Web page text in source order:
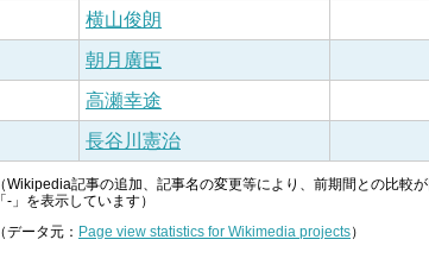
横山俊朗
朝月廣臣
高瀬幸途
長谷川憲治
（Wikipedia記事の追加、記事名の変更等により、前期間との比較
「-」を表示しています）
（データ元： Page view statistics for Wikimedia projects）